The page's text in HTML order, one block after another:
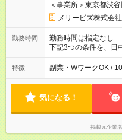
＜事業所＞東京都渋
メリービズ株式会社
勤務時間
勤務時間は指定なし
下記3つの条件を、日
・ 週あたり【平日3
・週合計【15時間】以上 ※月末月初につきましては、
特徴 副業・WワークOK /
気になる！
掲載元企業名